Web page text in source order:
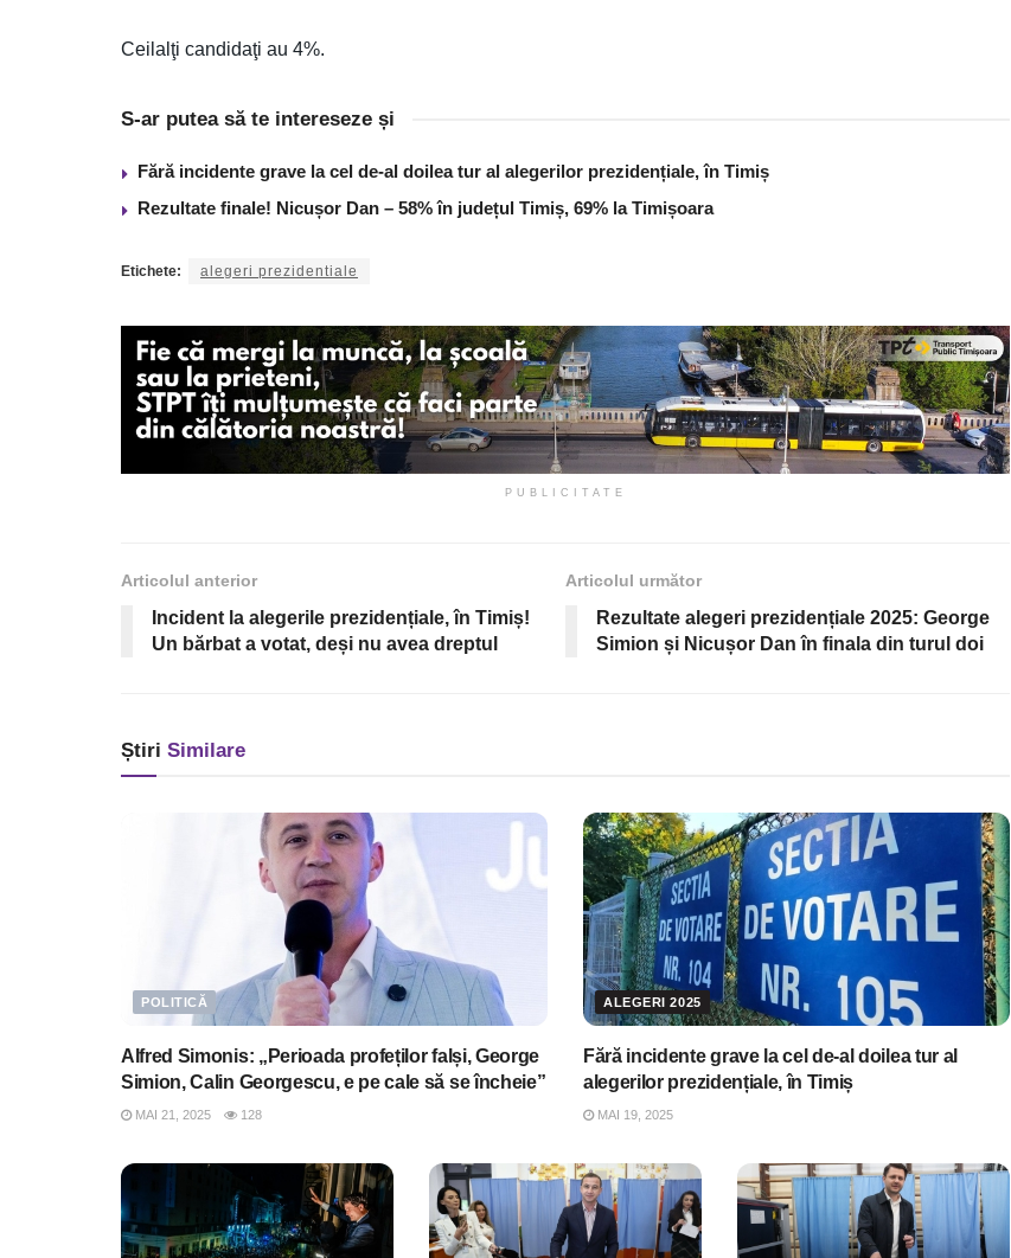
Ceilalţi candidaţi au 4%.
S-ar putea să te intereseze și
Fără incidente grave la cel de-al doilea tur al alegerilor prezidențiale, în Timiș
Rezultate finale! Nicușor Dan – 58% în județul Timiș, 69% la Timișoara
Etichete: alegeri prezidentiale
PUBLICITATE
Articolul anterior
Incident la alegerile prezidențiale, în Timiș!
Un bărbat a votat, deși nu avea dreptul
Articolul următor
Rezultate alegeri prezidențiale 2025: George
Simion și Nicușor Dan în finala din turul doi
Știri Similare
POLITICĂ
Alfred Simonis: „Perioada profeților falși, George
Simion, Calin Georgescu, e pe cale să se încheie”
MAI 21, 2025 128
ALEGERI 2025
Fără incidente grave la cel de-al doilea tur al
alegerilor prezidențiale, în Timiș
MAI 19, 2025